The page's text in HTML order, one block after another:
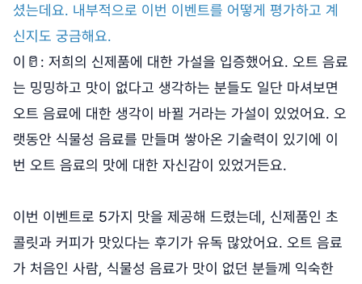
셨는데요. 내부적으로 이번 이벤트를 어떻게 평가하고 계
신지도 궁금해요.
이🥛: 저희의 신제품에 대한 가설을 입증했어요. 오트 음료
는 밍밍하고 맛이 없다고 생각하는 분들도 일단 마셔보면
오트 음료에 대한 생각이 바뀔 거라는 가설이 있었어요. 오
랫동안 식물성 음료를 만들며 쌓아온 기술력이 있기에 이
번 오트 음료의 맛에 대한 자신감이 있었거든요.
이번 이벤트로 5가지 맛을 제공해 드렸는데, 신제품인 초
콜릿과 커피가 맛있다는 후기가 유독 많았어요. 오트 음료
가 처음인 사람, 식물성 음료가 맛이 없던 분들께 익숙한